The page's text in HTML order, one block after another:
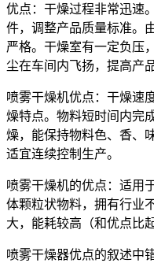
优点：干燥过程非常迅速
件，调整产品质量标准。
严格。干燥室有一定负压
尘在车间内飞扬，提高产
喷雾干燥机优点：干燥速
燥特点。物料短时间内完
燥，能保持物料色、香、
适宜连续控制生产。
喷雾干燥机的优点：适用
体颗粒状物料，拥有行业
大，能耗较高（和优点比
喷雾干燥器优点的叙述中